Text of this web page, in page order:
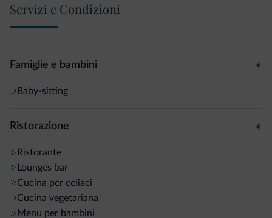
Inclusa nella tariffa della sistemazione, la colazione consiste
propone specialità regionali e mediterranee.
L'hotel dista 3 km da Canazei e 1 ora di auto da Bolzano.
Servizi e Condizioni
Famiglie e bambini
Baby-sitting
Ristorazione
Ristorante
Lounges bar
Cucina per celiaci
Cucina vegetariana
Menu per bambini